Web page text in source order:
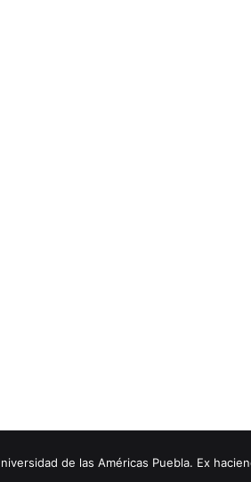
de las Américas Puebla. Ex